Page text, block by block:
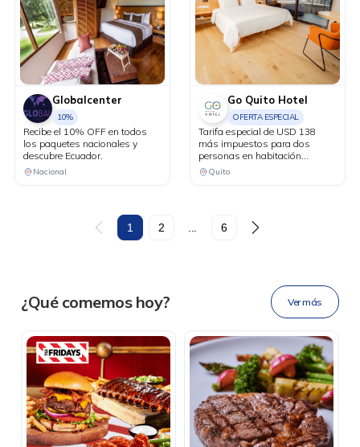
Globalcenter
10%
Recibe el 10% OFF en todos
los paquetes nacionales y
descubre Ecuador.
Nacional
Go Quito Hotel
OFERTA ESPECIAL
Tarifa especial de USD 138
más impuestos para dos
personas en habitación
premium, con desayuno buffet
incluido, uso de áreas
Quito
1 2 6
Ahora tus blu benefits
en una
sola app.
DESCÁRGALA
¿Qué comemos hoy? Ver más